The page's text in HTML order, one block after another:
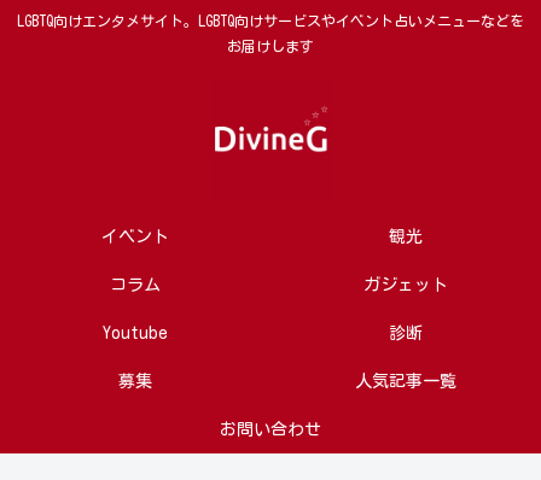
LGBTQ向けエンタメサイト。LGBTQ向けサービスやイベント占いメニューなどを
お届けします
イベント 観光
コラム ガジェット
Youtube 診断
募集 人気記事一覧
お問い合わせ